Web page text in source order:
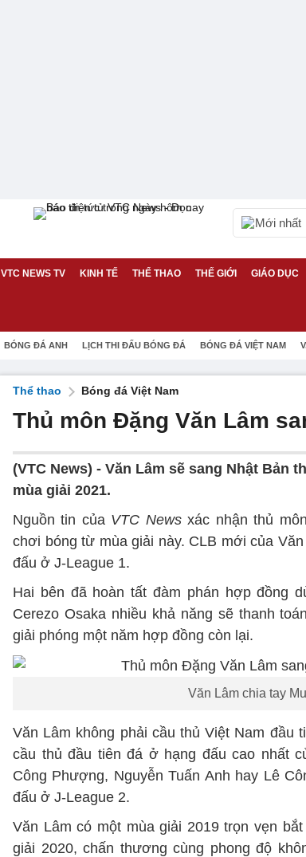
Mới nhất
VTC NEWS TV KINH TẾ THỂ THAO THẾ GIỚI GIÁO DỤC
BÓNG ĐÁ ANH LỊCH THI ĐẤU BÓNG ĐÁ BÓNG ĐÁ VIỆT NAM
Thể thao Bóng đá Việt Nam
Thủ môn Đặng Văn Lâm
(VTC News) - Văn Lâm sẽ sang Nhật Bản
mùa giải 2021.
Nguồn tin của VTC Newsxác nhận thủ
chơi bóng từ mùa giải này. CLB mới của
đấu ở J-League 1.
Hai bên đã hoàn tất đàm phán hợp đồng
Cerezo Osaka nhiều khả năng sẽ thanh
giải phóng một năm hợp đồng còn lại.
Văn Lâm chia tay
Văn Lâm không phải cầu thủ Việt Nam đầu
cầu thủ đầu tiên đá ở hạng đấu cao nhất
Công Phượng, Nguyễn Tuấn Anh hay Lê
đấu ở J-League 2.
Văn Lâm có một mùa giải 2019 trọn vẹn
giải 2020, chấn thương cùng phong độ